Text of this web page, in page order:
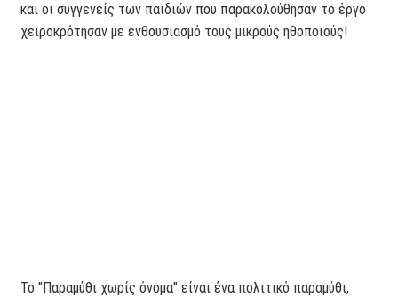
και οι συγγενείς των παιδιών που παρακολούθησαν το έργο
χειροκρότησαν με ενθουσιασμό τους μικρούς ηθοποιούς!
Το "Παραμύθι χωρίς όνομα" είναι ένα πολιτικό παραμύθι,